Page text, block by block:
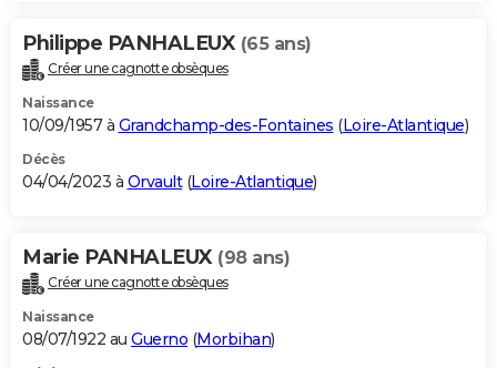
Philippe PANHALEUX (65 ans)
Créer une cagnotte obsèques
Naissance
10/09/1957 à Grandchamp-des-Fontaines (Loire-Atlantique)
Décès
04/04/2023 à Orvault(Loire-Atlantique)
Marie PANHALEUX (98 ans)
Créer une cagnotte obsèques
Naissance
08/07/1922 au Guerno (Morbihan)